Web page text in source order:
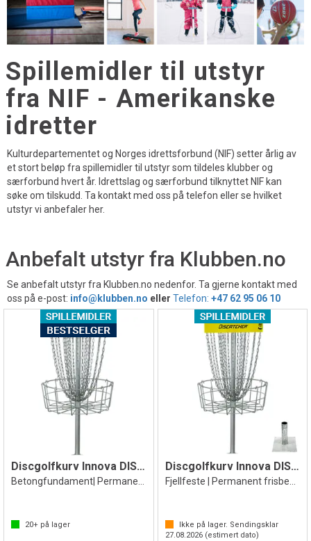
Spillemidler til utstyr
fra NIF - Amerikanske
idretter
Kulturdepartementet og Norges idrettsforbund (NIF) setter årlig av
et stort beløp fra spillemidler til utstyr som tildeles klubber og
særforbund hvert år. Idrettslag og særforbund tilknyttet NIF kan
søke om tilskudd. Ta kontakt med oss på telefon eller se hvilket
utstyr vi anbefaler her.
Anbefalt utstyr fra Klubben.no
Se anbefalt utstyr fra Klubben.no nedenfor. Ta gjerne kontakt med
oss på e-post: info@klubben.no eller Telefon: +47 62 95 06 10
Discgolfkurv Innova DISCatcher Pro 28
Betongfundament| Permanent frisbeegolfk
20+ på lager
Discgolfkurv Innova DISCatcher Pro 28
Fjellfeste | Permanent frisbeegolfkurv
Ikke på lager. Sendingsklar
27.08.2026(estimert dato)